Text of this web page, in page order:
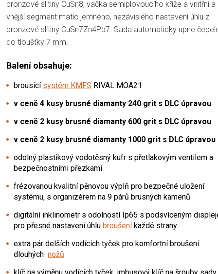
bronzové slitiny CuSn8, vačka semiplovoucího kříže a vnitřní a
vnější segment matic jemného, nezávislého nastavení úhlu z
bronzové slitiny CuSn7Zn4Pb7. Sada automaticky upne
do tloušťky 7 mm.
Balení obsahuje:
brousící systém KMFS RIVAL MOA21
v ceně 4 kusy brusné diamanty 240 grit s DLC úpravou
v ceně 2 kusy brusné diamanty 600 grit s DLC úpravou
v ceně 2 kusy brusné diamanty 1000 grit s DLC úpravou
odolný plastikový vodotěsný kufr s přetlakovým ventilem a
bezpečnostními přezkami
frézovanou kvalitní pěnovou výplň pro bezpečné uložení
systému, s organizérem na 9 párů brusných kamenů
digitální inklinometr s odolností Ip65 s podsvíceným
pro přesné nastavení úhlu broušeníkaždé strany
extra pár delších vodících tyček pro komfortní broušení
dlouhých nožů